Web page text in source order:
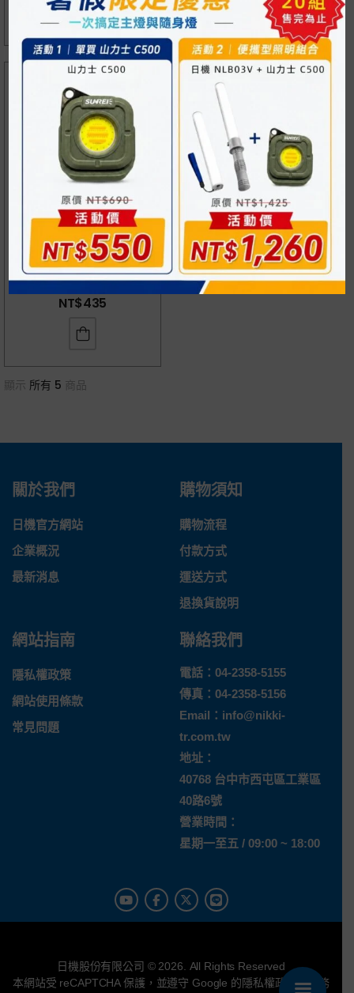
可拼接型推車 平板烏龜
車 拉貨車 塑膠推車 搬
運工具適用 耐重120kg
以上
NT$435
顯示 所有 5 商品
關於我們
日機官方網站
企業概況
最新消息
購物須知
購物流程
付款方式
運送方式
退換貨說明
網站指南
隱私權政策
網站使用條款
常見問題
聯絡我們
電話： 04-2358-5155
傳真：04-2358-5156
Email： info@nikki-
tr.com.tw
地址：
40768 台中市西屯區工業區
40路6號
營業時間：
星期一至五 / 09:00 ~ 18:00
日機股份有限公司 © 2026. All Rights Reserved
本網站受 reCAPTCHA 保護，並遵守 Google 的隱私權政策與服務